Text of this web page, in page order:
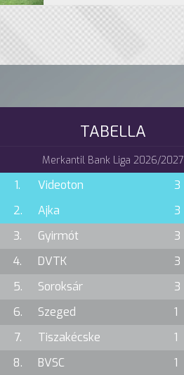
TABELLA
Merkantil Bank Liga 2026/2027
1. Videoton
3
2.
Ajka
3
3.
Gyirmót
3
4.
DVTK
3
5.
Soroksár
3
6.
Szeged
1
7.
Tiszakécske
1
8.
BVSC
1